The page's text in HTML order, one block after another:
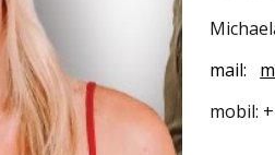
mail:
mobil: